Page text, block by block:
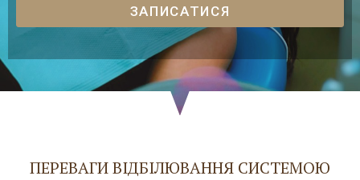
ЗАПИСАТИСЯ
ПЕРЕВАГИ ВІДБІЛЮВАННЯ СИСТЕМОЮ